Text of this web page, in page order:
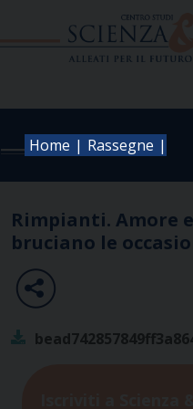
Home | Rassegne |
Rimpianti. Amore
bruciano le